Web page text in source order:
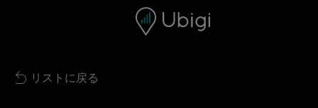
ナビゲーションバー フッター
Back to list
リストに戻る